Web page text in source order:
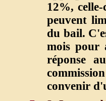
12%,
peuvent
du bail.
mois pour
réponse
convenir